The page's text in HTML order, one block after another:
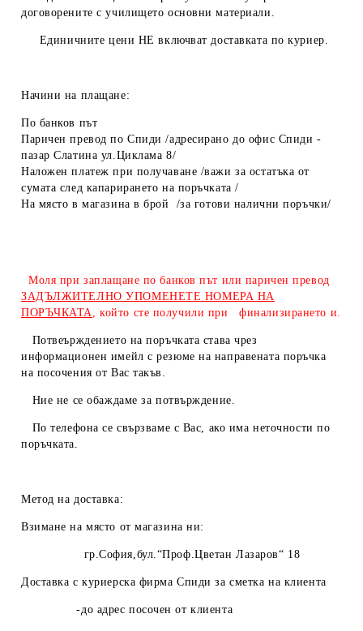
договорените с училището основни материали.
Единичните цени НЕвключват доставката по куриер.
Начини на плащане:
По банков път
Паричен превод по Спиди /адресирано до офис Спиди -
пазар Слатина ул.Циклама 8/
Наложен платеж при получаване /важи за остатъка от
сумата след капарирането на поръчката /
На място в магазина в брой /за готови налични поръчки/
Моля при заплащане по банков път или паричен превод
ЗАДЪЛЖИТЕЛНО УПОМЕНЕТЕ НОМЕРА НА
ПОРЪЧКАТА, който сте получили при финализирането и.
Потвеърждението на поръчката става чрез
информационен имейл с резюме на направената поръчка
на посочения от Вас такъв.
Ние не се обаждаме за потвърждение.
По телефона се свързваме с Вас, ако има неточности по
поръчката.
Метод на доставка:
Взимане на място от магазина ни:
гр.София,бул.“Проф.Цветан Лазаров“ 18
Доставка с куриерска фирма Спиди за сметка на клиента
-до адрес посочен от клиента